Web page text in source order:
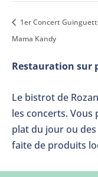
1er Concert
Mama Kandy
Restauration sur
Le bistrot de
les concerts.
plat du jour ou
faite de produits